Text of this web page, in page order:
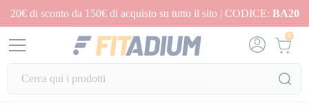
20€ di sconto da 150€ di acquisto su tutto il sito | CODICE: BA20
0